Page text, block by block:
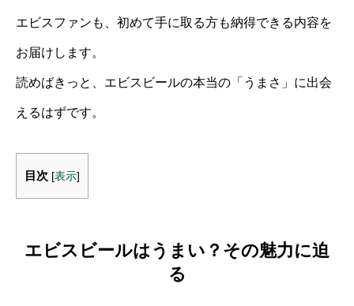
エビスファンも、初めて手に取る方も納得できる内容を
お届けします。
読めばきっと、エビスビールの本当の「うまさ」に出会
えるはずです。
目次 [表示]
エビスビールはうまい？その魅力に迫
る